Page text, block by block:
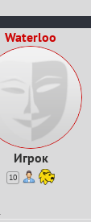
Waterloo
Игрок
10